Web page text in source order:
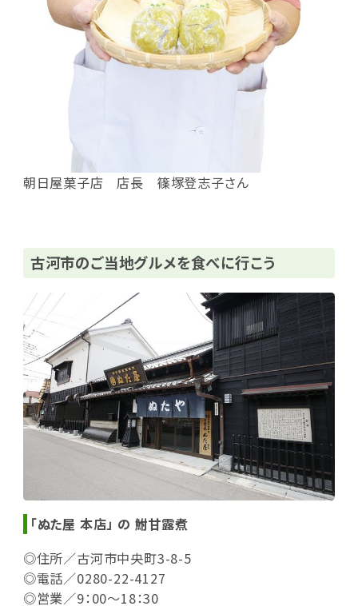
朝日屋菓子店 店長 篠塚登志子さん
古河市のご当地グルメを食べに行こう
「ぬた屋 本店」 の 鮒甘露煮
◎住所／古河市中央町3-8-5
◎電話／0280-22-4127
◎営業／9：00～18：30